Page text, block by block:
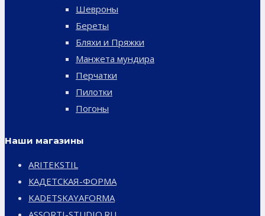
Шевроны
Береты
Бляхи и Пряжки
Манжета мундира
Перчатки
Пилотки
Погоны
Наши магазины
ARITEKSTIL
КАДЕТСКАЯ-ФОРМА
KADETSKAYAFORMA